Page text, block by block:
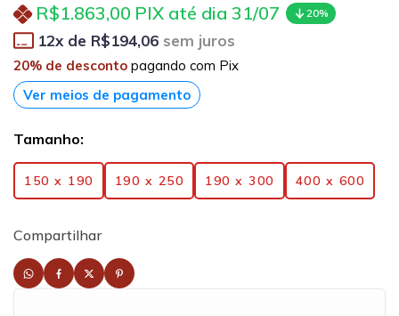
R$1.863,00 PIX até dia 31/07 20%
12x de R$194,06 sem juros
20% de desconto pagando com Pix
Ver meios de pagamento
Tamanho:
150 x 190 190 x 250 190 x 300 400 x 600
Compartilhar